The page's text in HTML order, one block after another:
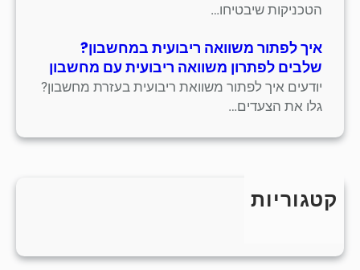
הטכניקות שיבטיחו…
איך לפתור משוואה ריבועית במחשבון?
שלבים לפתרון משוואה ריבועית עם מחשבון
יודעים איך לפתור משוואת ריבועית בעזרת מחשבון?
גלו את הצעדים…
קטגוריות